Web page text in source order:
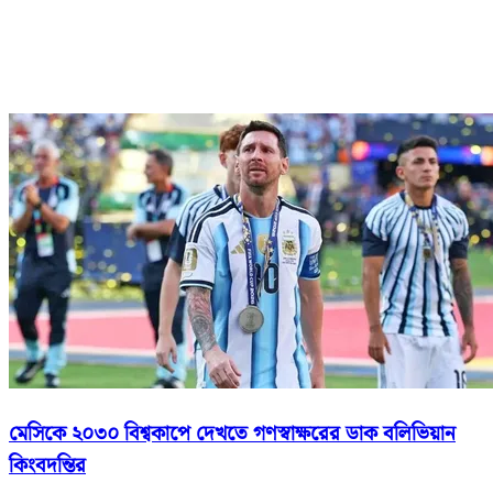
মেসিকে ২০৩০ বিশ্বকাপে দেখতে গণস্বাক্ষরের ডাক বলিভিয়ান
কিংবদন্তির